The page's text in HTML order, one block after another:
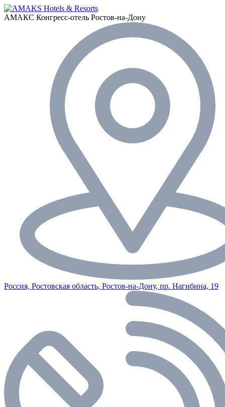
АМАКС Конгресс-отель Ростов-на-Дону
Россия, Ростовская область, Ростов-на-Дону, пр. Нагибина, 19